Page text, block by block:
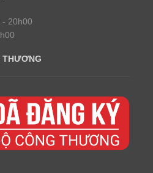
20h00